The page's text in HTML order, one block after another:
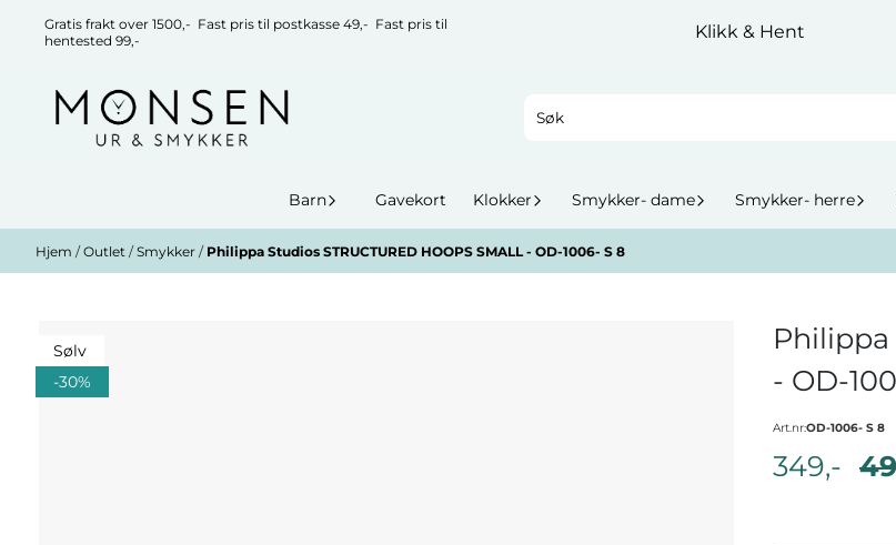
Hopp til innhold
Gratis frakt over 1500,- Fast pris til postkasse 49,- Fast pris til
hentested 99,-
Klikk & Hent
Barn Gavekort Klokker Smykker- dame Smykker- herre
Hjem /Outlet /Smykker / Philippa Studios STRUCTURED HOOPS SMALL - OD-1006- S 8
Sølv
-30%
Philippa
- OD-
Art.nr:OD-1006- S 8
349,-